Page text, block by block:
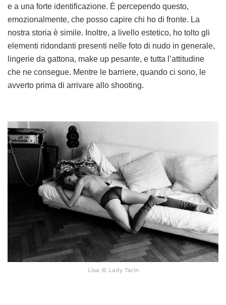
e a una forte identificazione. È percependo questo,
emozionalmente, che posso capire chi ho di fronte. La
nostra storia è simile. Inoltre, a livello estetico, ho tolto gli
elementi ridondanti presenti nelle foto di nudo in generale,
lingerie da gattona, make up pesante, e tutta l’attitudine
che ne consegue. Mentre le barriere, quando ci sono, le
avverto prima di arrivare allo shooting.
Lisa © Lady Tarin